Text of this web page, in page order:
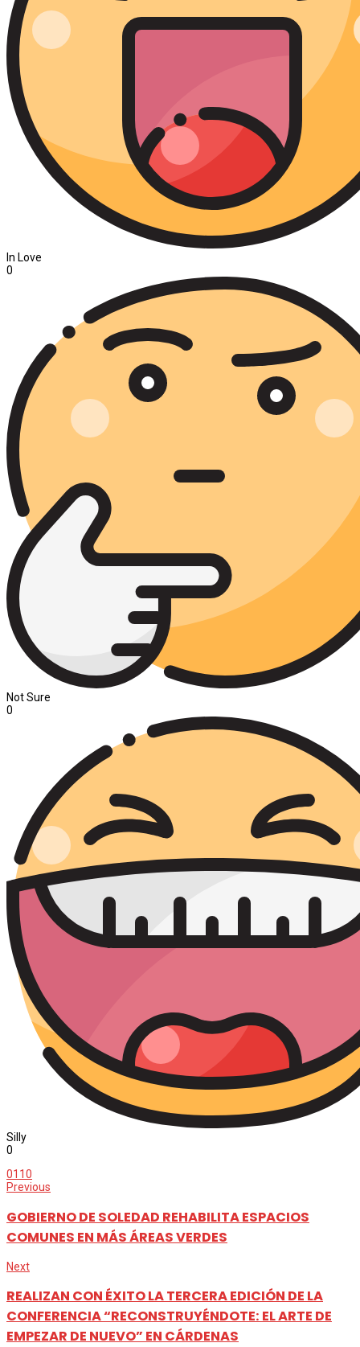
In Love
0
Not Sure
0
Silly
0
0110
Previous
GOBIERNO DE SOLEDAD REHABILITA ESPACIOS
COMUNES EN MÁS ÁREAS VERDES
Next
REALIZAN CON ÉXITO LA TERCERA EDICIÓN DE LA
CONFERENCIA “RECONSTRUYÉNDOTE: EL ARTE DE
EMPEZAR DE NUEVO” EN CÁRDENAS